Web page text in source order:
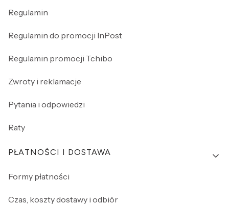
Regulamin
Regulamin do promocji InPost
Regulamin promocji Tchibo
Zwroty i reklamacje
Pytania i odpowiedzi
Raty
PŁATNOŚCI I DOSTAWA
Formy płatności
Czas, koszty dostawy i odbiór